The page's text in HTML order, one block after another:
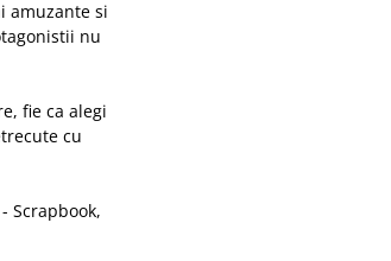
amuzante si
nu
fie ca alegi
cu
Scrapbook,